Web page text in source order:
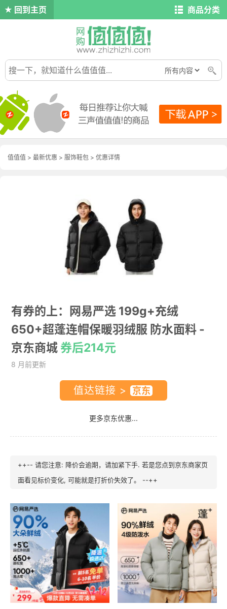
回到主页 商品分类
值值值 > 最新优惠 > 服饰鞋包 > 优惠详情
有券的上：网易严选 199g+充绒
650+超蓬连帽保暖羽绒服 防水面料 -
京东商城 券后214元
8 月前更新
值达链接 >
更多京东优惠...
++-- 请您注意: 降价会逾期，请加紧下手. 若是您点到京东商家页
面看见标价变化, 可能就是打折价失效了。 --++